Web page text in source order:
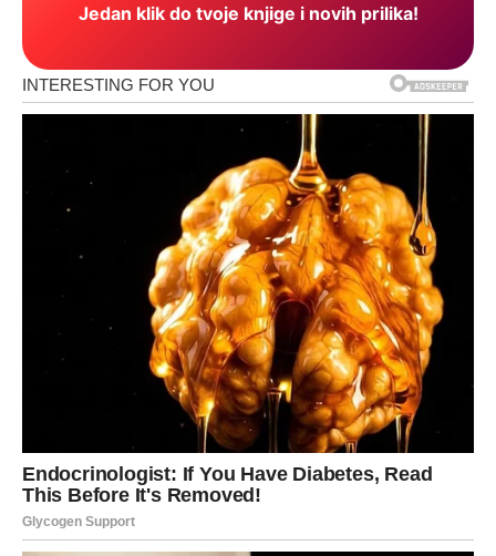
Jedan klik do tvoje knjige i novih prilika!